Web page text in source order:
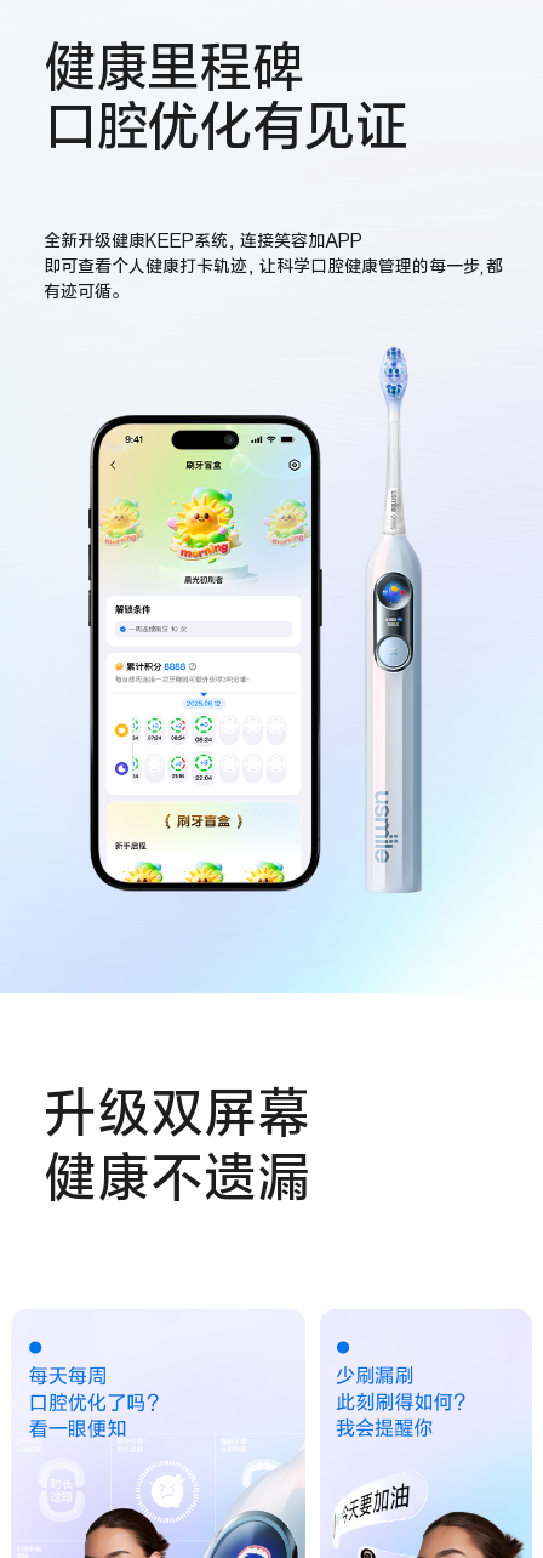
健康里程碑
口腔优化有见证
全新升级健康KEEP系统，连接笑容加APP
即可查看个人健康打卡轨迹，让科学口腔健康管理的每一步,都
有迹可循。
升级双屏幕
健康不遗漏